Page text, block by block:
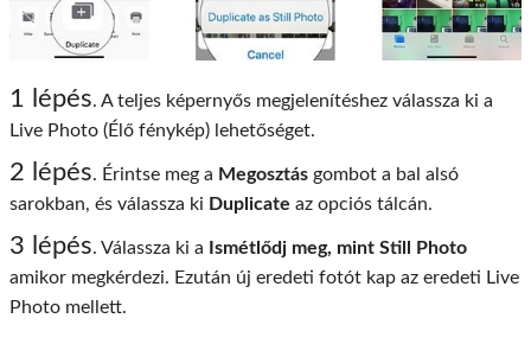
1 lépés. A teljes képernyős megjelenítéshez válassza ki a
Live Photo (Élő fénykép) lehetőséget.
2 lépés. Érintse meg a Megosztás gombot a bal alsó
sarokban, és válassza ki Duplicate az opciós tálcán.
3 lépés. Válassza ki a
Ismétlődj meg, mint Still Photo
amikor megkérdezi. Ezután új eredeti fotót kap az eredeti Live
Photo mellett.